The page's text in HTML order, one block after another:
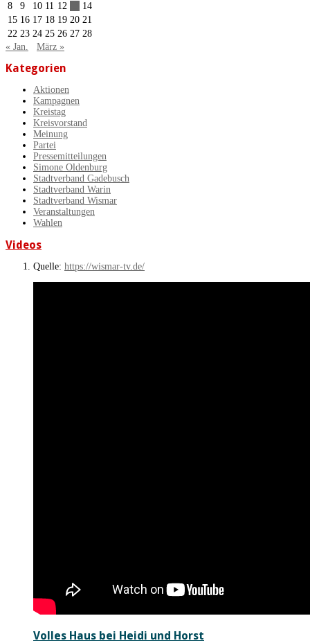
8
9 10 11 12
14
15 16 17 18 19 20 21
22 23 24 25 26 27 28
« Jan.
März »
Kategorien
Aktionen
Kampagnen
Kreistag
Kreisvorstand
Meinung
Partei
Pressemitteilungen
Simone Oldenburg
Stadtverband Gadebusch
Stadtverband Warin
Stadtverband Wismar
Veranstaltungen
Wahlen
Videos
Quelle: https://wismar-tv.de/
Volles Haus bei Heidi und Horst